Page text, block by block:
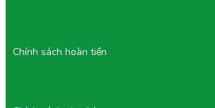
Chính sách hoàn tiền